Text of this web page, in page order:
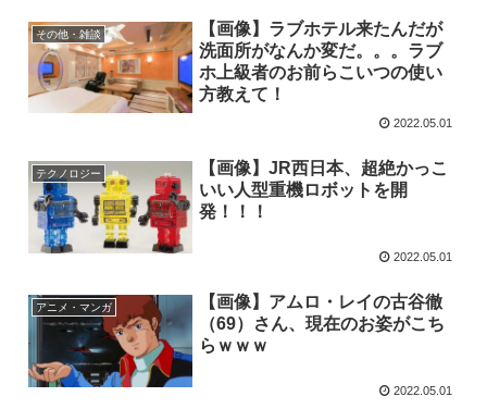
その他・雑談
【画像】ラブホテル来たんだが
洗面所がなんか変だ。。。ラブ
ホ上級者のお前らこいつの使い
方教えて！
2022.05.01
テクノロジー
【画像】JR西日本、超絶かっこ
いい人型重機ロボットを開
発！！！
2022.05.01
アニメ・マンガ
【画像】アムロ・レイの古谷徹
（69）さん、現在のお姿がこち
らｗｗｗ
2022.05.01